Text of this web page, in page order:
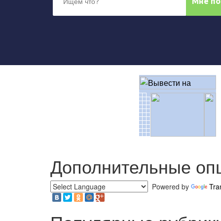
Дополнительные
Powered by